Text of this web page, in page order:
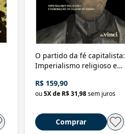
O partido da fé capitalista:
Imperialismo religioso e
Brasil
R$ 159,90
ou5X de R$ 31,98sem juros
Comprar